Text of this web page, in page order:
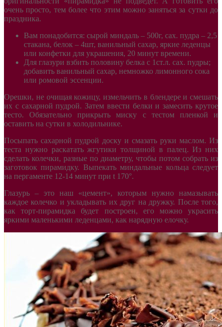
очень просто, тем более что этим можно заняться за сутки до
праздника.
Вам понадобится: сырой миндаль – 500г, сах. пудра – 2,5
стакана, белок – 4шт, ванильный сахар, яркие леденцы
или конфетки для украшения, 20 минут времени.
Для глазури взбить половину белка с 1ст.л. сах. пудры;
добавить ванильный сахар, немножко лимонного сока
или ромовой эссенции.
Орешки, не очищая кожицу, измельчить в блендере и смешать
их с сахарной пудрой. Затем ввести белки и замесить крутое
тесто. Обязательно прикрыть миску с тестом пленкой и
оставить на сутки в холодильнике.
Посыпать сахарной пудрой доску и смазать руки маслом. Из
теста нужно раскатать жгутики толщиной в палец. Из них
сделать колечки, разные по диаметру, чтобы потом собрать из
заготовок пирамидку. Выпекать миндальные кольца следует
на пергаменте 12-14 минут при t 170°.
Глазурь – это наш «цемент», которым нужно намазывать
каждое колечко и укладывать их друг на дружку. После того,
как торт-пирамидка будет построен, его можно украсить
яркими маленькими леденцами, как нарядную елочку.